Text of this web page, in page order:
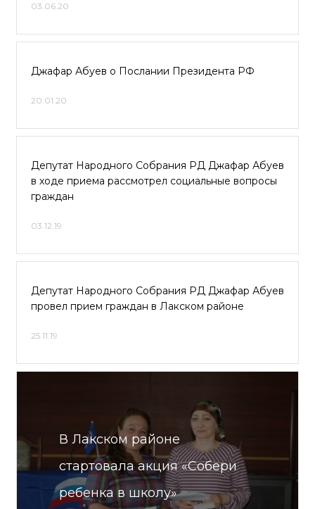
03.06.20
Джафар Абуев о Послании Президента РФ
20.01.20
Депутат Народного Собрания РД Джафар Абуев
в ходе приема рассмотрел социальные вопросы
граждан
03.12.19
Депутат Народного Собрания РД Джафар Абуев
провел прием граждан в Лакском районе
25.11.19
В Лакском районе
стартовала акция «Собери
ребенка в школу»